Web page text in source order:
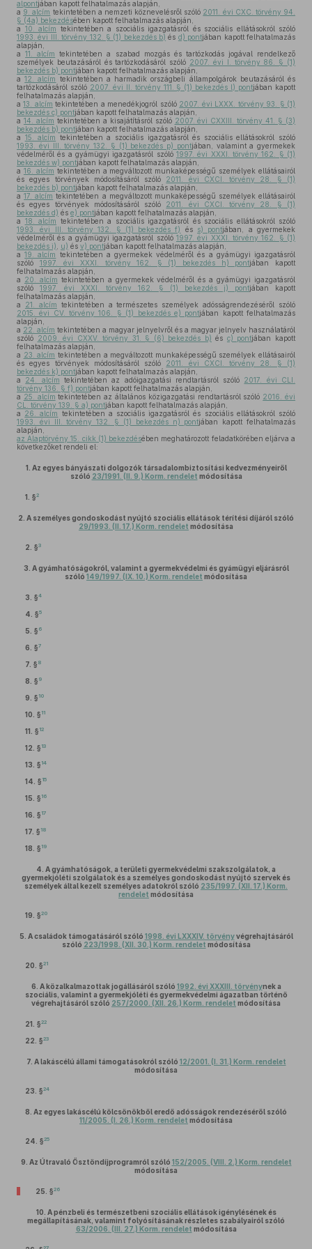
alpontjában kapott felhatalmazás alapján,
a 9. alcím tekintetében a nemzeti köznevelésről szóló 2011. évi CXC. törvény 94.
§ (4a) bekezdésében kapott felhatalmazás alapján,
a 10. alcím tekintetében a szociális igazgatásról és szociális ellátásokról szóló
1993. évi III. törvény 132. § (1) bekezdés b) és d) pontjában kapott felhatalmazás
alapján,
a11. alcím tekintetében a szabad mozgás és tartózkodás jogával rendelkező
személyek beutazásáról és tartózkodásáról szóló 2007. évi I. törvény 86. § (1)
bekezdés b) pontjában kapott felhatalmazás alapján,
a12. alcím tekintetében a harmadik országbeli állampolgárok beutazásáról és
tartózkodásáról szóló 2007. évi II. törvény 111. § (1) bekezdés l) pontjában kapott
felhatalmazás alapján,
a13. alcím tekintetében a menedékjogról szóló 2007. évi LXXX. törvény 93. § (1)
bekezdés c) pontjában kapott felhatalmazás alapján,
a 14. alcím tekintetében a kisajátításról szóló 2007. évi CXXIII. törvény 41. § (3)
bekezdés b) pontjában kapott felhatalmazás alapján,
a 15. alcím tekintetében a szociális igazgatásról és szociális ellátásokról szóló
1993. évi III. törvény 132. § (1) bekezdés p) pontjában, valamint a gyermekek
védelméről és a gyámügyi igazgatásról szóló 1997. évi XXXI. törvény 162. § (1)
bekezdés w) pontjában kapott felhatalmazás alapján,
a 16. alcím tekintetében a megváltozott munkaképességű személyek ellátásairól
és egyes törvények módosításáról szóló 2011. évi CXCI. törvény 28. § (1)
bekezdés b) pontjában kapott felhatalmazás alapján,
a17. alcím tekintetében a megváltozott munkaképességű személyek ellátásairól
és egyes törvények módosításáról szóló 2011. évi CXCI. törvény 28. § (1)
bekezdés d) és e) pontjában kapott felhatalmazás alapján,
a 18. alcím tekintetében a szociális igazgatásról és szociális ellátásokról szóló
1993. évi III. törvény 132. § (1) bekezdés f)
és s) pontjában, a gyermekek
védelméről és a gyámügyi igazgatásról szóló 1997. évi XXXI. törvény 162. § (1)
bekezdés i)
u) és v) pontjában kapott felhatalmazás alapján,
a19. alcím tekintetében a gyermekek védelméről és a gyámügyi igazgatásról
szóló 1997. évi XXXI. törvény 162. § (1) bekezdés h) pontjában kapott
felhatalmazás alapján,
a 20. alcím tekintetében a gyermekek védelméről és a gyámügyi igazgatásról
szóló 1997. évi XXXI. törvény 162. § (1) bekezdés j) pontjában kapott
felhatalmazás alapján,
a 21. alcím tekintetében a természetes személyek adósságrendezéséről szóló
2015. évi CV. törvény 106. § (1) bekezdés e) pontjában kapott felhatalmazás
alapján,
a 22. alcím tekintetében a magyar jelnyelvről és a magyar jelnyelv használatáról
szóló 2009. évi CXXV. törvény 31. § (6) bekezdés b) és c) pontjában kapott
felhatalmazás alapján,
a 23. alcím tekintetében a megváltozott munkaképességű személyek ellátásairól
és egyes törvények módosításáról szóló 2011. évi CXCI. törvény 28. § (1)
bekezdés k) pontjában kapott felhatalmazás alapján,
a 24. alcím tekintetében az adóigazgatási rendtartásról szóló 2017. évi CLI.
törvény 136. § f) pontjában kapott felhatalmazás alapján,
a 25. alcím tekintetében az általános közigazgatási rendtartásról szóló 2016. évi
CL. törvény 139. § a) pontjában kapott felhatalmazás alapján,
a 26. alcím tekintetében a szociális igazgatásról és szociális ellátásokról szóló
1993. évi III. törvény 132. § (1) bekezdés n) pontjában kapott felhatalmazás
alapján,
az Alaptörvény 15. cikk (1) bekezdésében meghatározott feladatkörében eljárva a
következőket rendeli el:
1. Az egyes bányászati dolgozók társadalombiztosítási kedvezményeiről
szóló 23/1991. (II. 9.) Korm. rendelet módosítása
1. §2
2. A személyes gondoskodást nyújtó szociális ellátások térítési díjáról szóló
29/1993. (II. 17.) Korm. rendelet módosítása
2. §3
3. A gyámhatóságokról, valamint a gyermekvédelmi és gyámügyi eljárásról
szóló 149/1997. (IX. 10.) Korm. rendelet módosítása
3. §4
4. §5
5. § 6
6. §7
7. § 8
8. § 9
9. § 10
10. § 11
11. § 12
12. § 13
13. § 14
14. § 15
15. § 16
16. § 17
17. § 18
18. § 19
4. A gyámhatóságok, a területi gyermekvédelmi szakszolgálatok, a
gyermekjóléti szolgálatok és a személyes gondoskodást nyújtó szervek és
személyek által kezelt személyes adatokról szóló 235/1997. (XII. 17.) Korm.
rendelet módosítása
19. §20
5. A családok támogatásáról szóló 1998. évi LXXXIV. törvényvégrehajtásáról
szóló 223/1998. (XII. 30.) Korm. rendelet módosítása
20. §21
6. A közalkalmazottak jogállásáról szóló 1992. évi XXXIII. törvénynek a
szociális, valamint a gyermekjóléti és gyermekvédelmi ágazatban történő
végrehajtásáról szóló 257/2000. (XII. 26.) Korm. rendelet módosítása
21. §22
22. §23
7. A lakáscélú állami támogatásokról szóló 12/2001. (I. 31.) Korm. rendelet
módosítása
23. §24
8. Az egyes lakáscélú kölcsönökből eredő adósságok rendezéséről szóló
11/2005. (I. 26.) Korm. rendelet módosítása
24. §25
9. Az Útravaló Ösztöndíjprogramról szóló 152/2005. (VIII. 2.) Korm. rendelet
módosítása
25. §26
10. A pénzbeli és természetbeni szociális ellátások igénylésének és
megállapításának, valamint folyósításának részletes szabályairól szóló
63/2006. (III. 27.) Korm. rendelet módosítása
27